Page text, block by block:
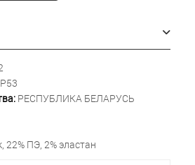
РЕСПУБЛИКА БЕЛАРУСЬ
22% ПЭ, 2% эластан